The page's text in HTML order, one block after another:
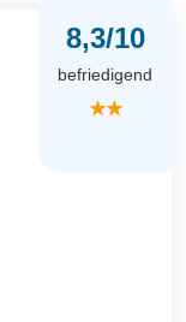
8,3/10
befriedigend
★★